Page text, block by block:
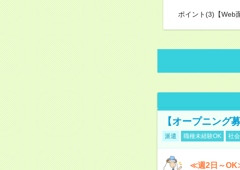
ポイント(3)【Web
【オープニング
派遣 職種未経験OK 社
≪週2日～